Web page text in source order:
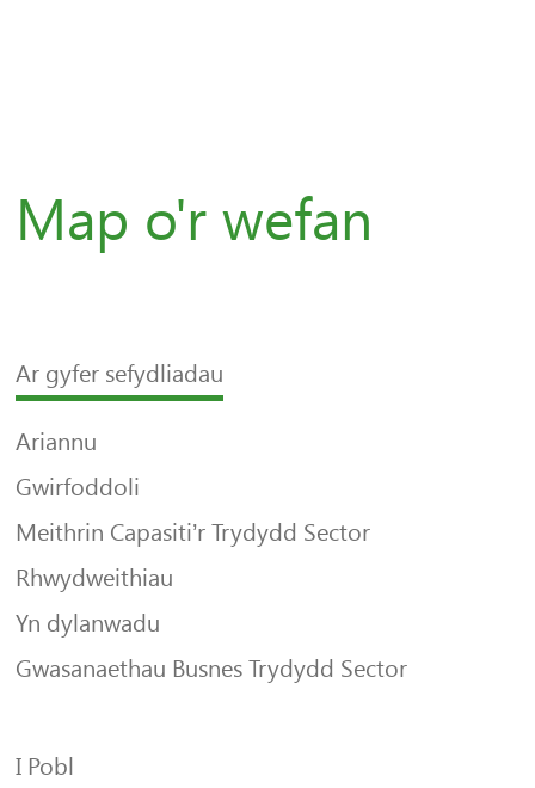
Map o'r wefan
Ar gyfer sefydliadau
Ariannu
Gwirfoddoli
Meithrin Capasiti’r Trydydd Sector
Rhwydweithiau
Yn dylanwadu
Gwasanaethau Busnes Trydydd Sector
I Pobl